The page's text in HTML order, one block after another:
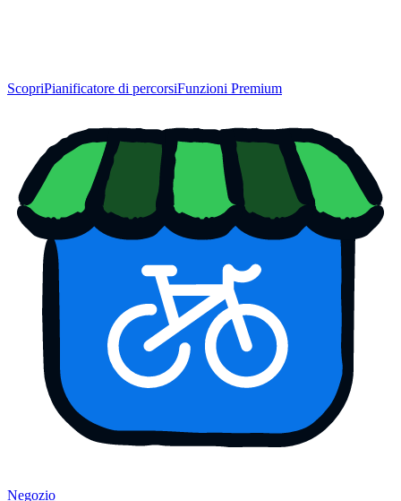
ScopriPianificatore di percorsiFunzioni Premium
Negozio